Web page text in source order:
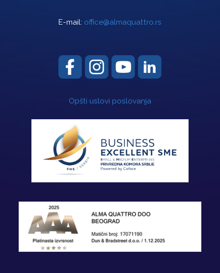
E-mail: office@almaquattro.rs
Opšti uslovi poslovanja